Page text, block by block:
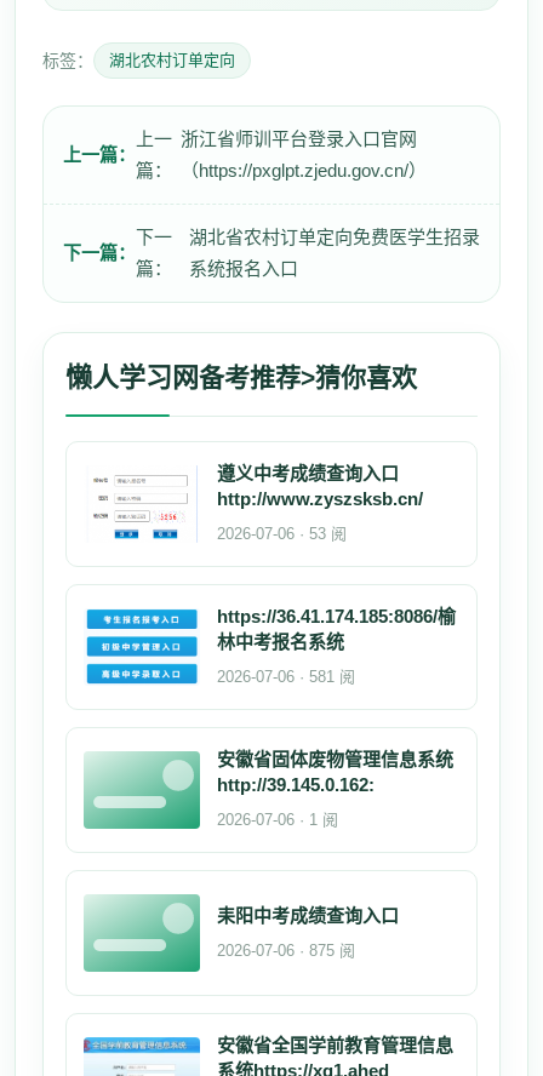
标签： 湖北农村订单定向
上一篇：
上一
篇：
浙江省师训平台登录入口官网
（https://pxglpt.zjedu.gov.cn/）
下一篇：
下一
篇：
湖北省农村订单定向免费医学生招录
系统报名入口
懒人学习网备考推荐>猜你喜欢
遵义中考成绩查询入口
http://www.zyszsksb.cn/
2026-07-06 · 53 阅
https://36.41.174.185:8086/榆
林中考报名系统
2026-07-06 · 581 阅
安徽省固体废物管理信息系统
http://39.145.0.162:
2026-07-06 · 1 阅
耒阳中考成绩查询入口
2026-07-06 · 875 阅
安徽省全国学前教育管理信息
系统https://xq1.ahed